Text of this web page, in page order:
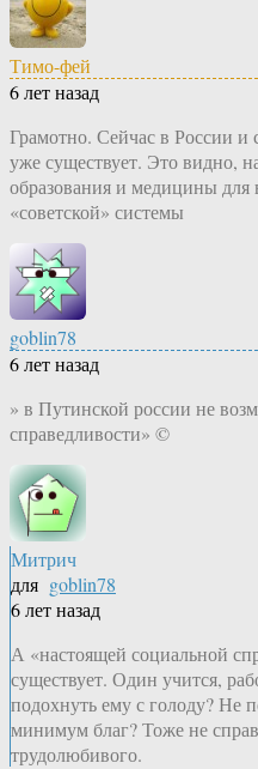
Тимо-фей
6 лет назад
Грамотно. Сейчас в России и
уже существует. Это видно,
образования и медицины для
«советской» системы
goblin78
6 лет назад
» в Путинской россии не
справедливости» ©
Митрич
для goblin78
6 лет назад
А «настоящей социальной
существует. Один учится,
подохнуть ему с голоду? Не
минимум благ? Тоже не
трудолюбивого.